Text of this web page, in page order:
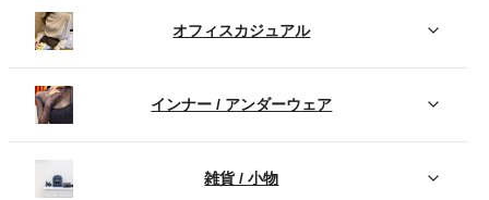
オフィスカジュアル
インナー / アンダーウェア
雑貨 / 小物